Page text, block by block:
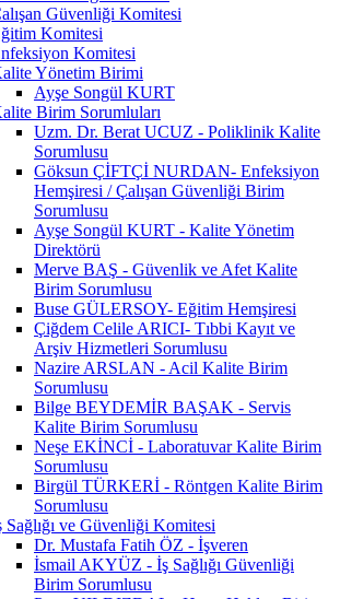
Güvenliği Komitesi
Komitesi
Komitesi
Yönetim Birimi
Ayşe Songül KURT
Birim Sorumluları
Uzm. Dr. Berat UCUZ - Poliklinik Kalite
Sorumlusu
Göksun ÇİFTÇİ NURDAN- Enfeksiyon
Hemşiresi / Çalışan Güvenliği Birim
Sorumlusu
Ayşe Songül KURT - Kalite Yönetim
Direktörü
Merve BAŞ - Güvenlik ve Afet Kalite
Birim Sorumlusu
Buse GÜLERSOY- Eğitim Hemşiresi
Çiğdem Celile ARICI- Tıbbi Kayıt ve
Arşiv Hizmetleri Sorumlusu
Nazire ARSLAN - Acil Kalite Birim
Sorumlusu
Bilge BEYDEMİR BAŞAK - Servis
Kalite Birim Sorumlusu
Neşe EKİNCİ - Laboratuvar Kalite Birim
Sorumlusu
Birgül TÜRKERİ - Röntgen Kalite Birim
Sorumlusu
Sağlığı ve Güvenliği Komitesi
Dr. Mustafa Fatih ÖZ - İşveren
İsmail AKYÜZ - İş Sağlığı Güvenliği
Birim Sorumlusu